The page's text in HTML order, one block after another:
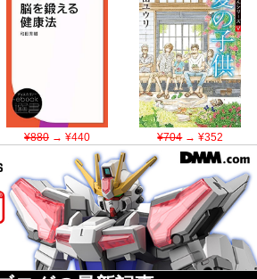
¥880→ ¥440 ¥704→ ¥352